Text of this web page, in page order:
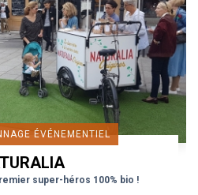
ÉVÉNEMENTIEL
super-héros 100% bio !